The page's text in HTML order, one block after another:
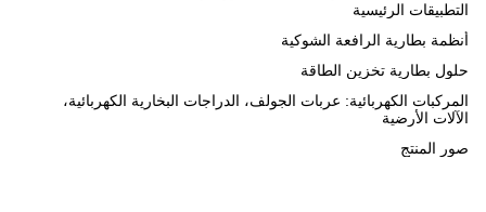
التطبيقات الرئيسية
أنظمة بطارية الرافعة الشوكية
حلول بطارية تخزين الطاقة
المركبات الكهربائية: عربات الجولف، الدراجات البخارية الكهربائية،
الآلات الأرضية
صور المنتج